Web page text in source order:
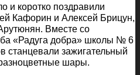
и коротко поздравили
Кафорин и Алексей Брицун,
Вместе со
«Радуга добра» школы № 6
станцевали зажигательный
шары.